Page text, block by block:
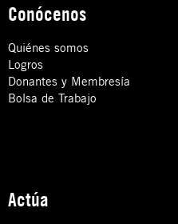
Conócenos
Quiénes somos
Logros
Donantes y Membresía
Bolsa de Trabajo
Actúa